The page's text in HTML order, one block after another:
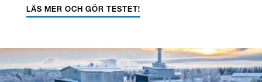
LÄS MER OCH GÖR TESTET!